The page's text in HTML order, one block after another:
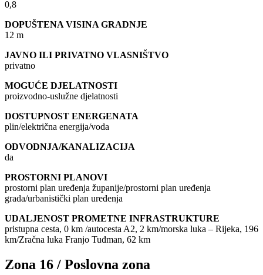
0,8
DOPUŠTENA VISINA GRADNJE
12 m
JAVNO ILI PRIVATNO VLASNIŠTVO
privatno
MOGUĆE DJELATNOSTI
proizvodno-uslužne djelatnosti
DOSTUPNOST ENERGENATA
plin/električna energija/voda
ODVODNJA/KANALIZACIJA
da
PROSTORNI PLANOVI
prostorni plan uređenja županije/prostorni plan uređenja
grada/urbanistički plan uređenja
UDALJENOST PROMETNE INFRASTRUKTURE
pristupna cesta, 0 km /autocesta A2, 2 km/morska luka – Rijeka, 196
km/Zračna luka Franjo Tuđman, 62 km
Zona 16 / Poslovna zona